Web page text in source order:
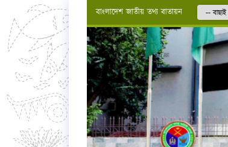
বাংলাদেশ জাতীয় তথ্য বাতায়ন